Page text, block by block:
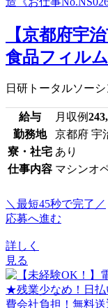
【京都府宇
食品フィル
日研トータルソー
給与 月収例
勤務地
京都府 宇
寮・社宅 あり
仕事内容 マシンオ
＼最短45秒で完了／
応募へ進む
詳しく
見る